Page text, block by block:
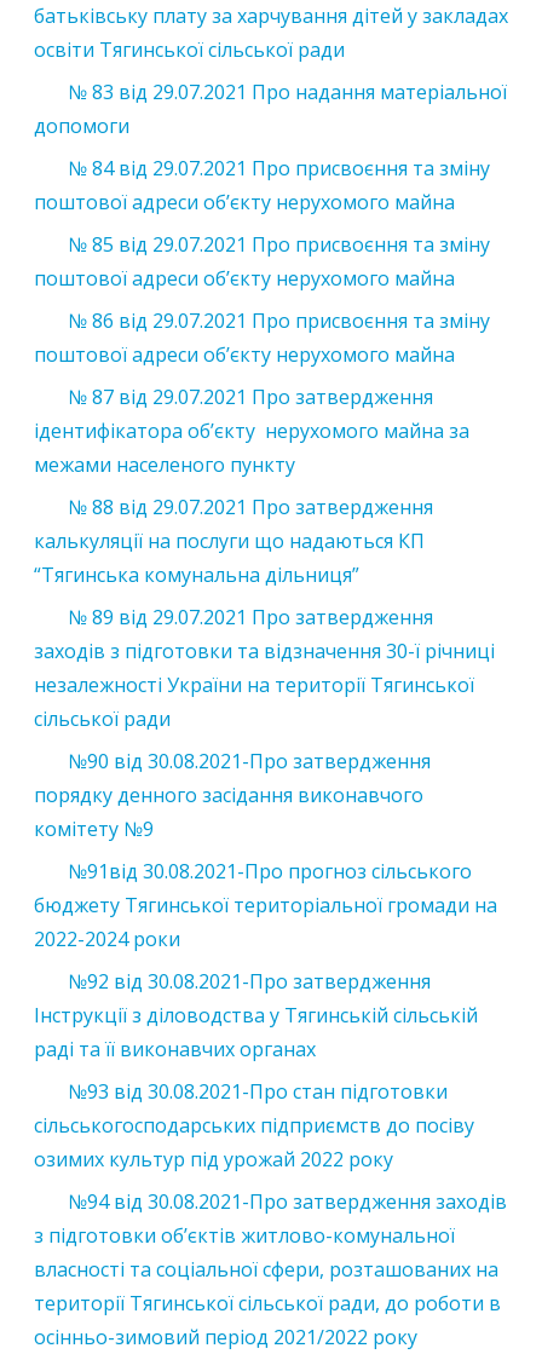
батьківську плату за харчування дітей у закладах
освіти Тягинської сільської ради
№ 83 від 29.07.2021 Про надання матеріальної
допомоги
№ 84 від 29.07.2021 Про присвоєння та зміну
поштової адреси об’єкту нерухомого майна
№ 85 від 29.07.2021 Про присвоєння та зміну
поштової адреси об’єкту нерухомого майна
№ 86 від 29.07.2021 Про присвоєння та зміну
поштової адреси об’єкту нерухомого майна
№ 87 від 29.07.2021 Про затвердження
ідентифікатора об’єкту нерухомого майна за
межами населеного пункту
№ 88 від 29.07.2021 Про затвердження
калькуляції на послуги що надаються КП
“Тягинська комунальна дільниця”
№ 89 від 29.07.2021 Про затвердження
заходів з підготовки та відзначення 30-ї річниці
незалежності України на території Тягинської
сільської ради
№90 від 30.08.2021-Про затвердження
порядку денного засідання виконавчого
комітету №9
№91від 30.08.2021-Про прогноз сільського
бюджету Тягинської територіальної громади на
2022-2024 роки
№92 від 30.08.2021-Про затвердження
Інструкції з діловодства у Тягинській сільській
раді та її виконавчих органах
№93 від 30.08.2021-Про стан підготовки
сільськогосподарських підприємств до посіву
озимих культур під урожай 2022 року
№94від 30.08.2021-Про затвердження заходів
з підготовки об’єктів житлово-комунальної
власності та соціальної сфери, розташованих на
території Тягинської сільської ради, до роботи в
осінньо-зимовий період 2021/2022 року